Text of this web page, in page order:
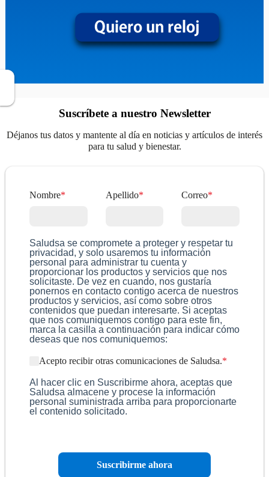
Suscríbete a nuestro Newsletter
Déjanos tus datos y mantente al día en noticias y artículos de interés
para tu salud y bienestar.
Nombre* Apellido* Correo*
Saludsa se compromete a proteger y respetar tu
privacidad, y solo usaremos tu información
personal para administrar tu cuenta y
proporcionar los productos y servicios que nos
solicitaste. De vez en cuando, nos gustaría
ponernos en contacto contigo acerca de nuestros
productos y servicios, así como sobre otros
contenidos que puedan interesarte. Si aceptas
que nos comuniquemos contigo para este fin,
marca la casilla a continuación para indicar cómo
deseas que nos comuniquemos:
Acepto recibir otras comunicaciones de Saludsa.*
Al hacer clic en Suscribirme ahora, aceptas que
Saludsa almacene y procese la información
personal suministrada arriba para proporcionarte
el contenido solicitado.
Suscribirme ahora